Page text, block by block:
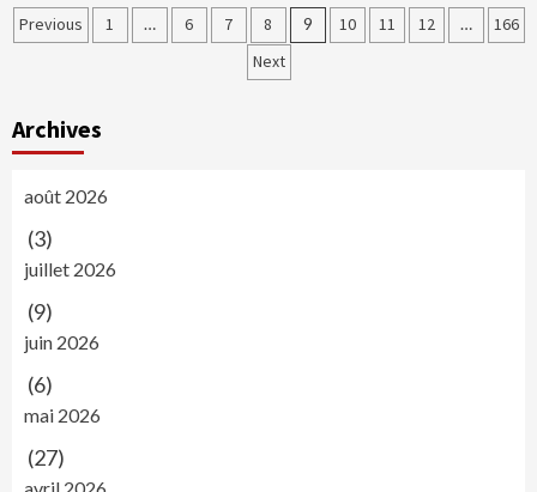
Navigation
Previous 1 … 6 7 8 9 10 11 12 …
166
Next
Archives
août 2026
(3)
juillet 2026
(9)
juin 2026
(6)
mai 2026
(27)